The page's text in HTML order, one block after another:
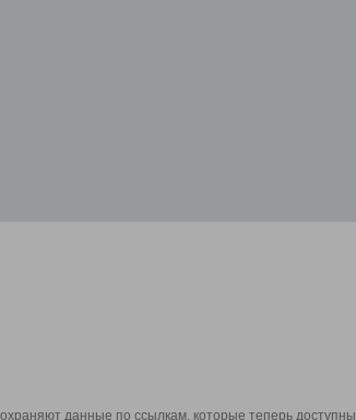
данные по ссылкам, которые теперь доступны